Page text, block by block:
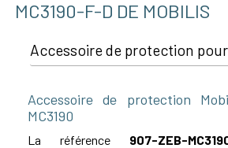
MC3190-F-D DE MOBILIS
Accessoire de protection pour
Accessoire de protection
MC3190
La référence 907-ZEB-